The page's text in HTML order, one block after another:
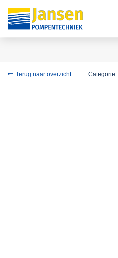
Terug naar overzicht Categorie: